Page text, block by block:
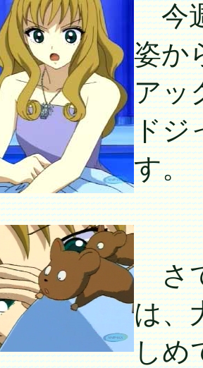
今週
姿か
アッ
ドジ
す。
さて
は、
しめ